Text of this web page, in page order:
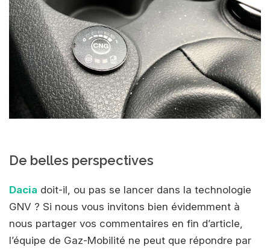
De belles perspectives
Dacia doit-il, ou pas se lancer dans la technologie
GNV ? Si nous vous invitons bien évidemment à
nous partager vos commentaires en fin d’article,
l’équipe de Gaz-Mobilité ne peut que répondre par